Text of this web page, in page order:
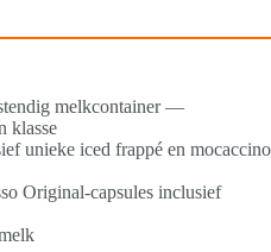
melkcontainer —
klasse
unieke iced frappé en mocaccino
Original-capsules inclusief